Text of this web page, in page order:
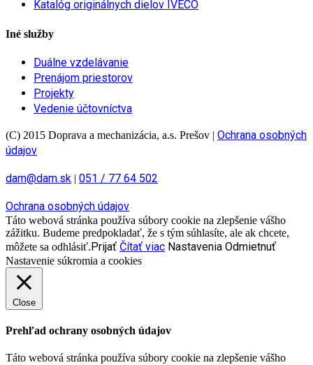
Katalóg originálnych dielov IVECO
Iné služby
Duálne vzdelávanie
Prenájom priestorov
Projekty
Vedenie účtovníctva
(C) 2015 Doprava a mechanizácia, a.s. Prešov | Ochrana osobných
údajov
dam@dam.sk | 051 / 77 64 502
Ochrana osobných údajov
Táto webová stránka používa súbory cookie na zlepšenie vášho
zážitku. Budeme predpokladať, že s tým súhlasíte, ale ak chcete,
môžete sa odhlásiť.Prijať Čítať viac Nastavenia Odmietnuť
Nastavenie súkromia a cookies
Close
Prehľad ochrany osobných údajov
Táto webová stránka používa súbory cookie na zlepšenie vášho